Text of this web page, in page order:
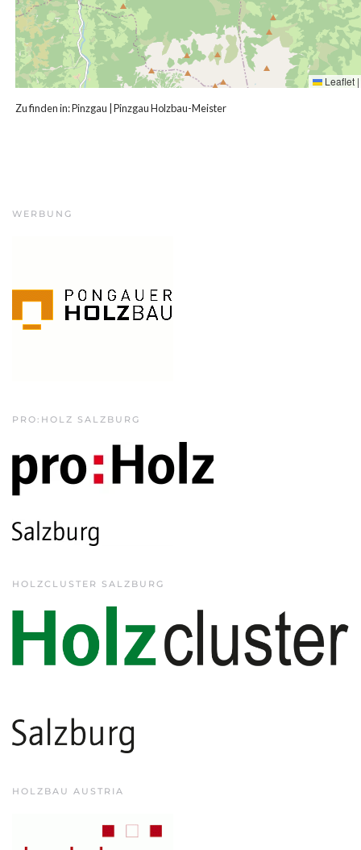
Leaflet |
Zu finden in:Pinzgau Pinzgau Holzbau-Meister
WERBUNG
PRO:HOLZ SALZBURG
HOLZCLUSTER SALZBURG
HOLZBAU AUSTRIA